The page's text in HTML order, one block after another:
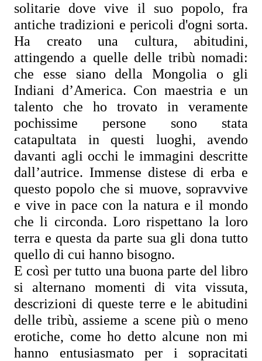
solitarie dove vive il suo popolo, fra
antiche tradizioni e pericoli d'ogni sorta.
Ha creato una cultura, abitudini,
attingendo a quelle delle tribù nomadi:
che esse siano della Mongolia o gli
Indiani d’America. Con maestria e un
talento che ho trovato in veramente
pochissime persone sono stata
catapultata in questi luoghi, avendo
davanti agli occhi le immagini descritte
dall’autrice. Immense distese di erba e
questo popolo che si muove, sopravvive
e vive in pace con la natura e il mondo
che li circonda. Loro rispettano la loro
terra e questa da parte sua gli dona tutto
quello di cui hanno bisogno.
E così per tutto una buona parte del libro
si alternano momenti di vita vissuta,
descrizioni di queste terre e le abitudini
delle tribù, assieme a scene più o meno
erotiche, come ho detto alcune non mi
hanno entusiasmato per i sopracitati